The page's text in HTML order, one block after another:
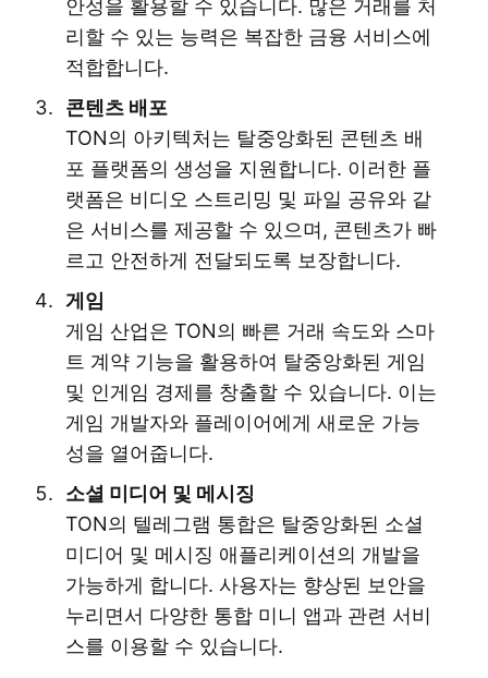
안성을 활용할 수 있습니다. 많은 거래를 처
리할 수 있는 능력은 복잡한 금융 서비스에
적합합니다.
콘텐츠 배포
TON의 아키텍처는 탈중앙화된 콘텐츠 배
포 플랫폼의 생성을 지원합니다. 이러한 플
랫폼은 비디오 스트리밍 및 파일 공유와 같
은 서비스를 제공할 수 있으며, 콘텐츠가 빠
르고 안전하게 전달되도록 보장합니다.
게임
게임 산업은 TON의 빠른 거래 속도와 스마
트 계약 기능을 활용하여 탈중앙화된 게임
및 인게임 경제를 창출할 수 있습니다. 이는
게임 개발자와 플레이어에게 새로운 가능
성을 열어줍니다.
소셜 미디어 및 메시징
TON의 텔레그램 통합은 탈중앙화된 소셜
미디어 및 메시징 애플리케이션의 개발을
가능하게 합니다. 사용자는 향상된 보안을
누리면서 다양한 통합 미니 앱과 관련 서비
스를 이용할 수 있습니다.